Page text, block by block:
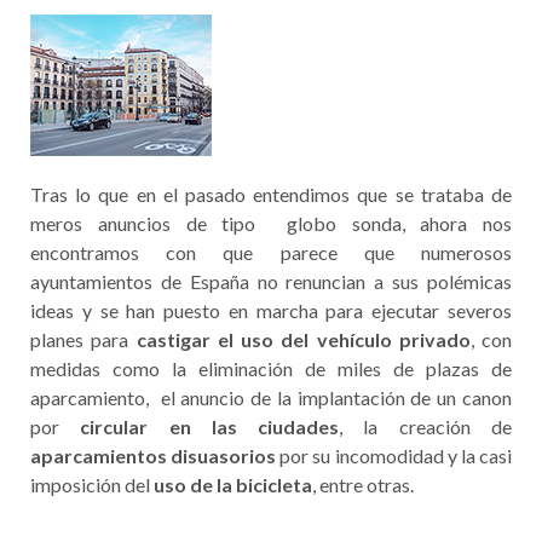
Tras lo que en el pasado entendimos que se trataba de
meros anuncios de tipo globo sonda, ahora nos
encontramos con que parece que numerosos
ayuntamientos de España no renuncian a sus polémicas
ideas y se han puesto en marcha para ejecutar severos
planes para castigar el uso del vehículo privado, con
medidas como la eliminación de miles de plazas de
aparcamiento, el anuncio de la implantación de un canon
por circular en las ciudades, la creación de
aparcamientos disuasorios por su incomodidad y la casi
imposición del uso de la bicicleta, entre otras.